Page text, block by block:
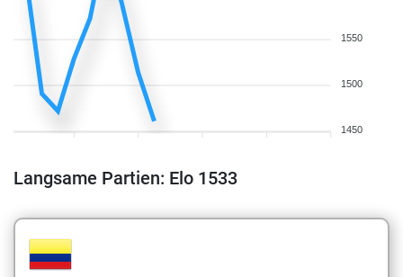
1550
1500
1450
Langsame Partien: Elo 1533